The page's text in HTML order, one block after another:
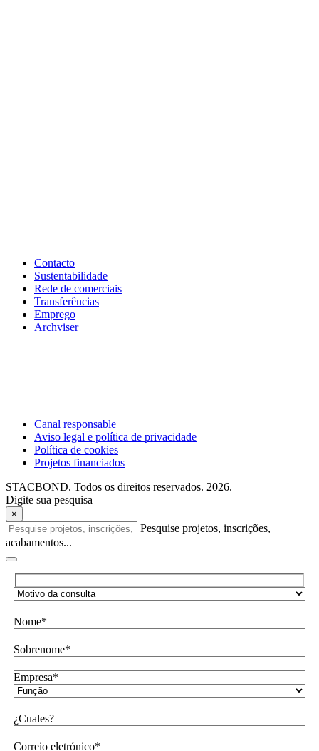
Contacto
Sustentabilidade
Rede de comerciais
Transferências
Emprego
Archviser
Canal responsable
Aviso legal e política de privacidade
Política de cookies
Projetos financiados
STACBOND. Todos os direitos reservados. 2026.
Digite sua pesquisa
×
Pesquise projetos, inscrições,
acabamentos...
Nome*
Sobrenome*
Empresa*
¿Cuales?
Correio eletrónico*